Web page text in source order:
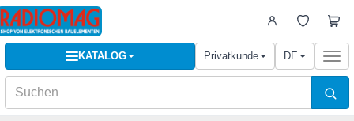
KATALOG Privatkunde DE